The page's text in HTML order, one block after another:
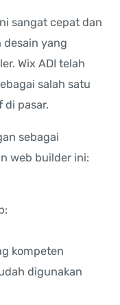
sangat cepat dan
yang
Wix ADI telah
salah satu
di pasar.
sebagai
web builder ini:
kompeten
digunakan